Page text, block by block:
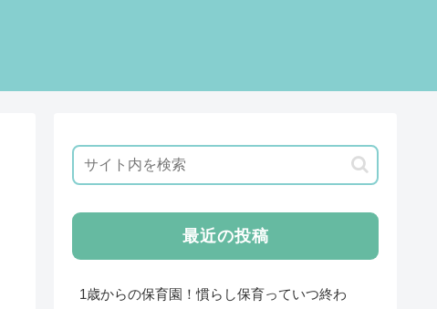
最近の投稿
1歳からの保育園！慣らし保育っていつ終わ